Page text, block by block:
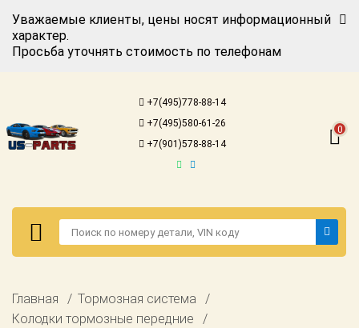
Уважаемые клиенты, цены носят информационный
характер.
Просьба уточнять стоимость по телефонам
+7(495)778-88-14
+7(495)580-61-26
+7(901)578-88-14
0
Авторизация
американских
автомобилей
запросу
техобслуживание
Регистрация
Главная
Тормозная система
Колодки тормозные передние